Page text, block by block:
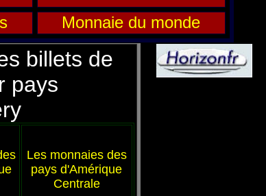
Monnaie du monde
billets de
pays
Les monnaies des
pays d'Amérique
Centrale